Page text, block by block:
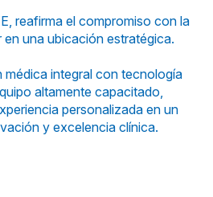
reafirma el compromiso con la
en una ubicación estratégica.
integral con tecnología
altamente capacitado,
personalizada en un
y excelencia clínica.